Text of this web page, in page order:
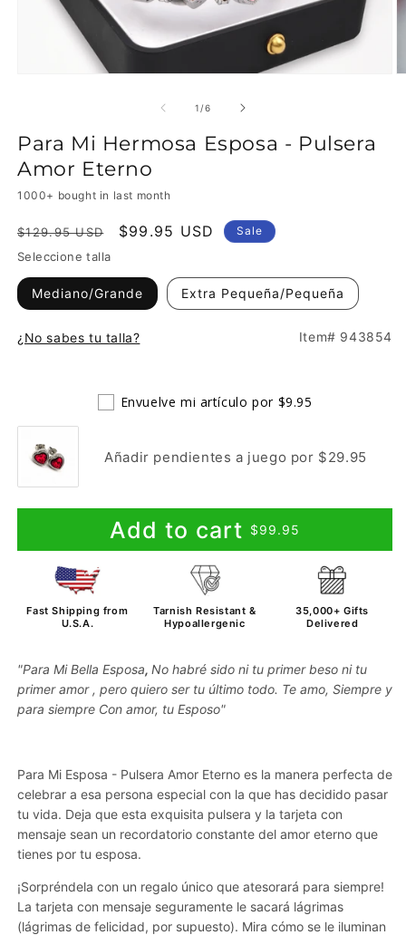
1 /of
6
Para Mi Hermosa Esposa - Pulsera
Amor Eterno
1000+ bought in last month
Regular
price
$129.95 USD
Sale
$99.95 USD Sale
Seleccione talla
Mediano/Grande Extra Pequeña/Pequeña
Item# 943854
¿No sabes tu talla?
Envuelve mi artículo por $9.95
Añadir pendientes a juego por $29.95
Add to cart $99.95
Fast Shipping from
U.S.A.
Tarnish Resistant &
Hypoallergenic
35,000+ Gifts
Delivered
"Para Mi Bella Esposa, No habré sido ni tu primer beso ni tu
primer amor , pero quiero ser tu último todo. Te amo, Siempre y
para siempre Con amor, tu Esposo"
Para Mi Esposa - Pulsera Amor Eterno es la manera perfecta de
celebrar a esa persona especial con la que has decidido pasar
tu vida. Deja que esta exquisita pulsera y la tarjeta con
mensaje sean un recordatorio constante del amor eterno que
tienes por tu esposa.
¡Sorpréndela con un regalo único que atesorará para siempre!
La tarjeta con mensaje seguramente le sacará lágrimas
(lágrimas de felicidad, por supuesto). Mira cómo se le iluminan